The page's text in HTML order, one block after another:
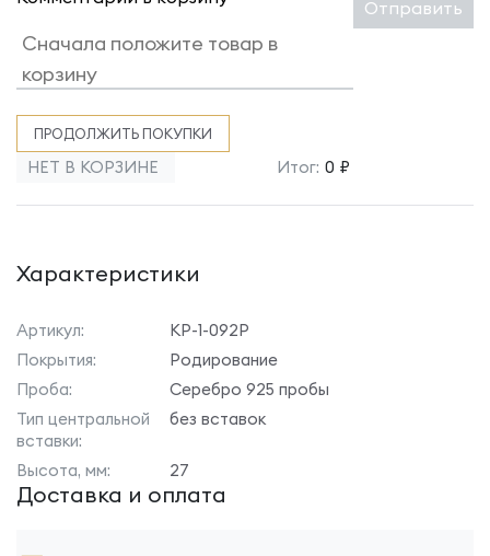
Отправить
ПРОДОЛЖИТЬ ПОКУПКИ
НЕТ В КОРЗИНЕ Итог: 0 ₽
Характеристики
Артикул:
КР-1-092Р
Покрытия:
Родирование
Проба:
Серебро 925 пробы
Тип центральной
вставки:
без вставок
Высота, мм: 27
Доставка и оплата